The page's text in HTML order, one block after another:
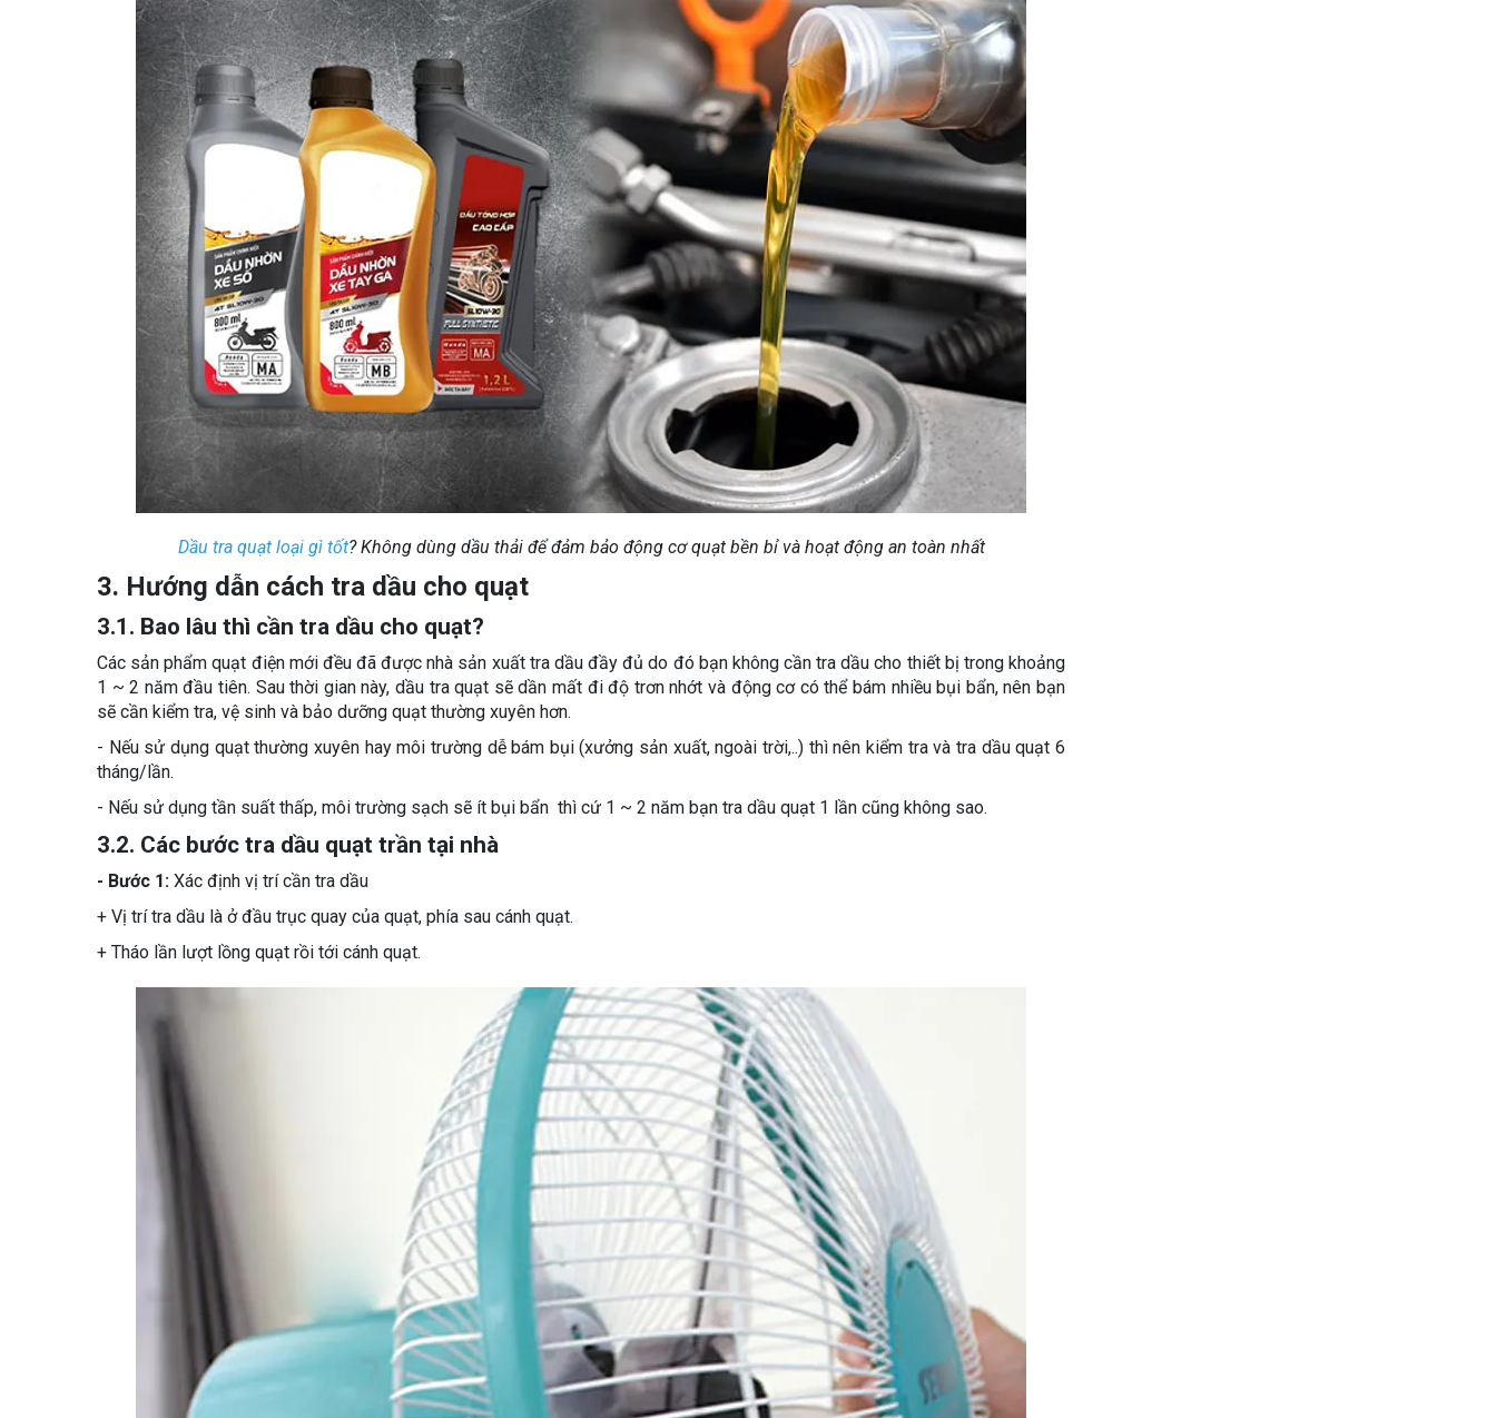
Dầu tra quạt loại gì tốt? Không dùng dầu thải để đảm bảo động cơ quạt bền bỉ và hoạt động an toàn nhất
3. Hướng dẫn cách tra dầu cho quạt
3.1. Bao lâu thì cần tra dầu cho quạt?
Các sản phẩm quạt điện mới đều đã được nhà sản xuất tra dầu đầy đủ do đó bạn không cần tra dầu cho thiết bị trong khoảng
1 ~ 2 năm đầu tiên. Sau thời gian này, dầu tra quạt sẽ dần mất đi độ trơn nhớt và động cơ có thể bám nhiều bụi bẩn, nên bạn
sẽ cần kiểm tra, vệ sinh và bảo dưỡng quạt thường xuyên hơn.
- Nếu sử dụng quạt thường xuyên hay môi trường dễ bám bụi (xưởng sản xuất, ngoài trời,..) thì nên kiểm tra và tra dầu quạt 6
tháng/lần.
- Nếu sử dụng tần suất thấp, môi trường sạch sẽ ít bụi bẩn thì cứ 1 ~ 2 năm bạn tra dầu quạt 1 lần cũng không sao.
3.2. Các bước tra dầu quạt trần tại nhà
- Bước 1: Xác định vị trí cần tra dầu
+ Vị trí tra dầu là ở đầu trục quay của quạt, phía sau cánh quạt.
+ Tháo lần lượt lồng quạt rồi tới cánh quạt.